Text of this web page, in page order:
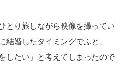
とり旅しながら映像を撮ってい
結婚したタイミングでふと、
したい」と考えてしまったので